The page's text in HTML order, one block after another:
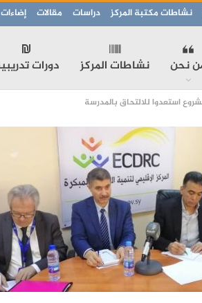
نشاطات مكتبة المركز دراسات مقالات إضاءات
نحن نشاطات المركز دورات
استعدوا للالتحاق بالمدرسة